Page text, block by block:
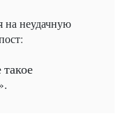
на неудачную